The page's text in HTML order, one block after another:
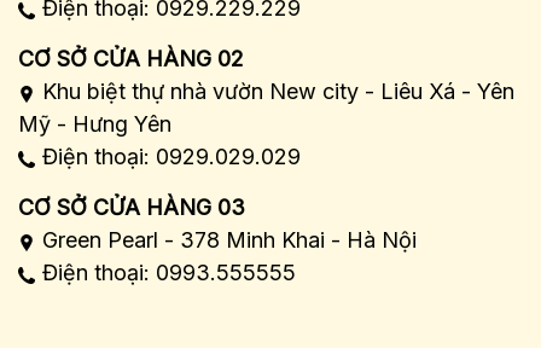
Điện thoại: 0929.229.229
CƠ SỞ CỬA HÀNG 02
Khu biệt thự nhà vườn New city - Liêu Xá - Yên
Mỹ - Hưng Yên
Điện thoại: 0929.029.029
CƠ SỞ CỬA HÀNG 03
Green Pearl - 378 Minh Khai - Hà Nội
Điện thoại: 0993.555555